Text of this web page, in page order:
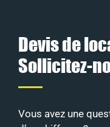
Devis de
Sollicitez-
Vous avez une